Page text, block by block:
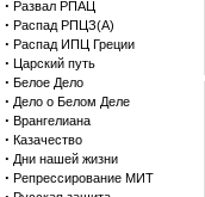
· Развал РПАЦ
· Распад РПЦЗ(А)
· Распад ИПЦ Греции
· Царский путь
· Белое Дело
· Дело о Белом Деле
· Врангелиана
· Казачество
· Дни нашей жизни
· Репрессирование МИТ